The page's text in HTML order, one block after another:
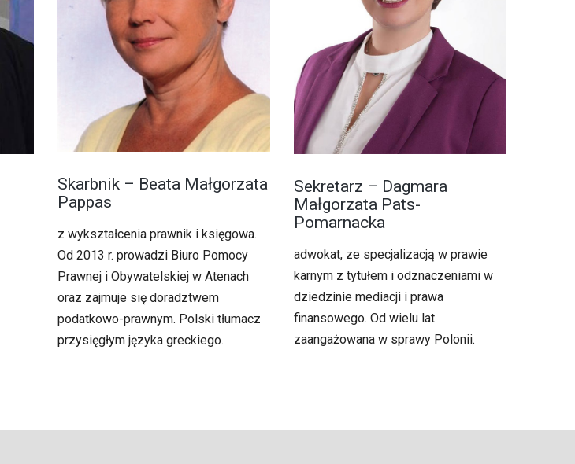
Skarbnik – Beata Małgorzata
Pappas
z wykształcenia prawnik i księgowa.
Οd 2013 r. prowadzi Biuro Pomocy
Prawnej i Obywatelskiej w Atenach
oraz zajmuje się doradztwem
podatkowo-prawnym. Polski tłumacz
przysięgłym języka greckiego.
Sekretarz – Dagmara
Małgorzata Pats-
Pomarnacka
adwokat, ze specjalizacją w prawie
karnym z tytułem i odznaczeniami w
dziedzinie mediacji i prawa
finansowego. Od wielu lat
zaangażowana w sprawy Polonii.